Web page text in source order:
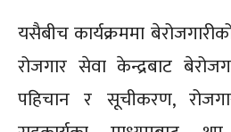
यसैबीच कार्यक्रममा
रोजगार सेवा केन्द्रबाट
पहिचान र सूचीकरण,